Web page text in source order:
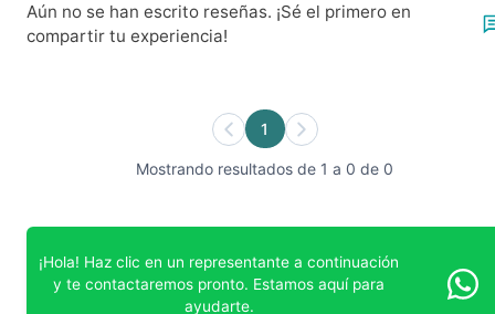
Aún no se han escrito reseñas. ¡Sé el primero en
compartir tu experiencia!
1
Mostrando resultados de 1 a 0 de 0
¡Hola! Haz clic en un representante a continuación
y te contactaremos pronto. Estamos aquí para
ayudarte.